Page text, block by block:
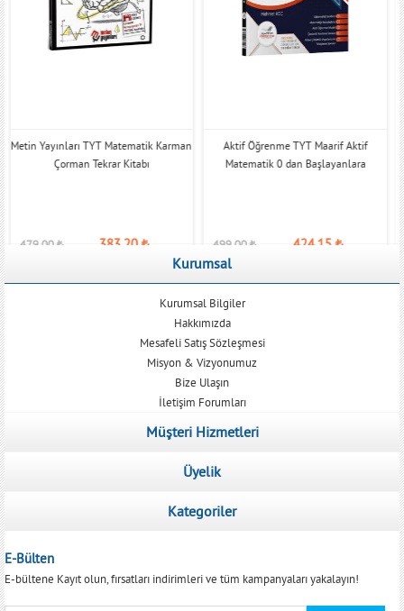
Metin Yayınları TYT Matematik Karman
Çorman Tekrar Kitabı
479,00₺ 383,20₺
Aktif Öğrenme TYT Maarif Aktif
Matematik 0 dan Başlayanlara
499,00₺ 424,15₺
Kurumsal
Kurumsal Bilgiler
Hakkımızda
Mesafeli Satış Sözleşmesi
Misyon & Vizyonumuz
Bize Ulaşın
İletişim Forumları
Müşteri Hizmetleri
Üyelik
Kategoriler
E-Bülten
E-bültene Kayıt olun, fırsatları indirimleri ve tüm kampanyaları yakalayın!